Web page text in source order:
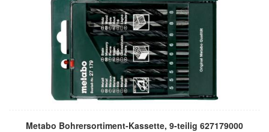
Metabo Bohrersortiment-Kassette, 9-teilig 627179000